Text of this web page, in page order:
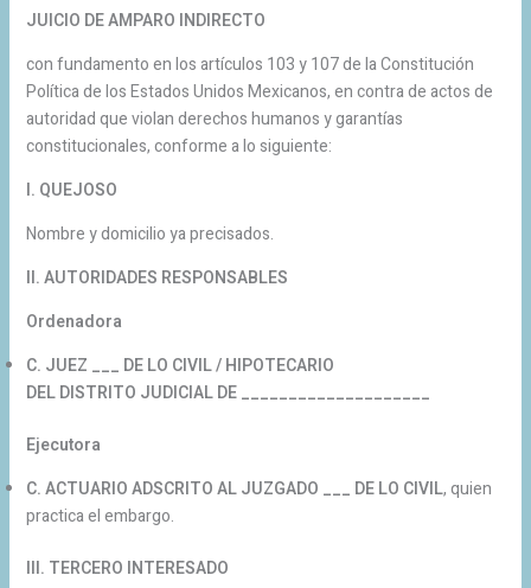
JUICIO DE AMPARO INDIRECTO
con fundamento en los artículos 103 y 107 de la Constitución
Política de los Estados Unidos Mexicanos, en contra de actos de
autoridad que violan derechos humanos y garantías
constitucionales, conforme a lo siguiente:
I. QUEJOSO
Nombre y domicilio ya precisados.
II. AUTORIDADES RESPONSABLES
Ordenadora
C. JUEZ ___ DE LO CIVIL / HIPOTECARIO
DEL DISTRITO JUDICIAL DE ____________________
Ejecutora
C. ACTUARIO ADSCRITO AL JUZGADO ___ DE LO CIVIL, quien
practica el embargo.
III. TERCERO INTERESADO